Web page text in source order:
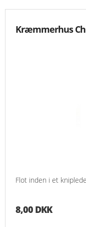
Kræmmerhus
Flot inden i et
8,00 DKK